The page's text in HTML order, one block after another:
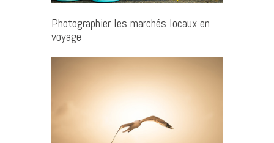
Photographier les marchés locaux en
voyage